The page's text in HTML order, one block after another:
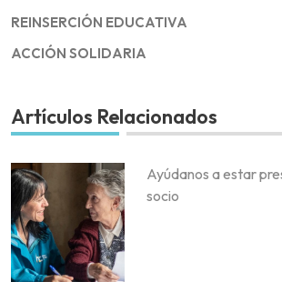
REINSERCIÓN EDUCATIVA
ACCIÓN SOLIDARIA
Artículos Relacionados
Ayúdanos a estar
socio